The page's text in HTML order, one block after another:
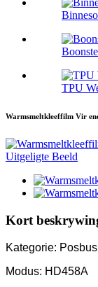
TPU
Warmsmeltkleeffilm Vir
Kort
Kategorie: Posbus
Modus: HD458A